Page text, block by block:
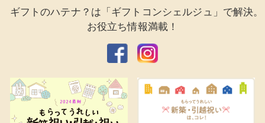
ギフトのハテナ？は「ギフトコンシェルジュ」で解決。
お役立ち情報満載！